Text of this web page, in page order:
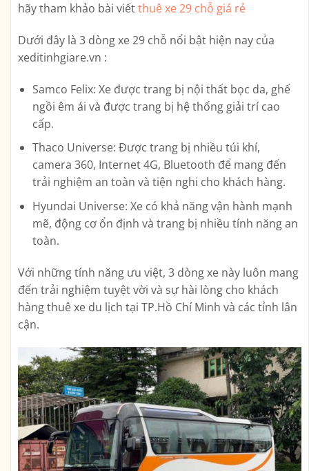
hãy tham khảo bài viếtthuê xe 29 chỗ giá rẻ
Dưới đây là 3 dòng xe 29 chỗ nổi bật hiện nay của
xeditinhgiare.vn :
Samco Felix: Xe được trang bị nội thất bọc da, ghế
ngồi êm ái và được trang bị hệ thống giải trí cao
cấp.
Thaco Universe: Được trang bị nhiều túi khí,
camera 360, Internet 4G, Bluetooth để mang đến
trải nghiệm an toàn và tiện nghi cho khách hàng.
Hyundai Universe: Xe có khả năng vận hành mạnh
mẽ, động cơ ổn định và trang bị nhiều tính năng an
toàn.
Với những tính năng ưu việt, 3 dòng xe này luôn mang
đến trải nghiệm tuyệt vời và sự hài lòng cho khách
hàng thuê xe du lịch tại TP.Hồ Chí Minh và các tỉnh lân
cận.